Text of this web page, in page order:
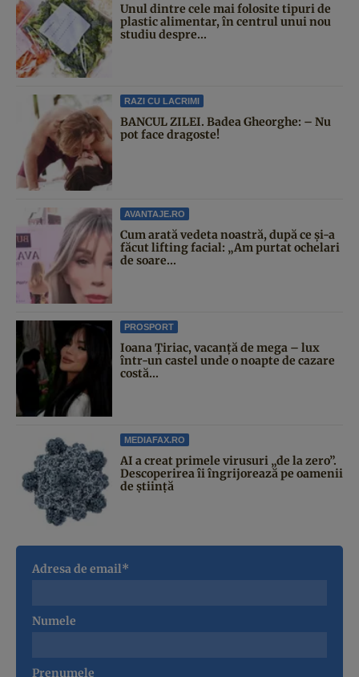
Unul dintre cele mai folosite tipuri de
plastic alimentar, în centrul unui nou
studiu despre...
RAZI CU LACRIMI
BANCUL ZILEI. Badea Gheorghe: – Nu
pot face dragoste!
AVANTAJE.RO
Cum arată vedeta noastră, după ce și-a
făcut lifting facial: „Am purtat ochelari
de soare...
PROSPORT
Ioana Țiriac, vacanță de mega – lux
într-un castel unde o noapte de cazare
costă...
MEDIAFAX.RO
AI a creat primele virusuri „de la zero”.
Descoperirea îi îngrijorează pe oamenii
de știință
Adresa de email*
Numele
Prenumele